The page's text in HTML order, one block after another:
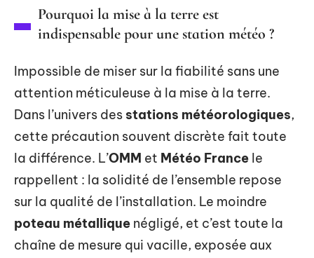
Pourquoi la mise à la terre est
indispensable pour une station météo ?
Impossible de miser sur la fiabilité sans une
attention méticuleuse à la mise à la terre.
Dans l’univers des stations météorologiques,
cette précaution souvent discrète fait toute
la différence. L’OMM et Météo France le
rappellent : la solidité de l’ensemble repose
sur la qualité de l’installation. Le moindre
poteau métallique négligé, et c’est toute la
chaîne de mesure qui vacille, exposée aux